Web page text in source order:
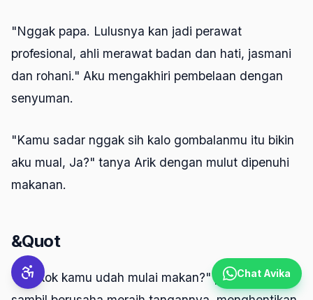
"Nggak papa. Lulusnya kan jadi perawat
profesional, ahli merawat badan dan hati, jasmani
dan rohani." Aku mengakhiri pembelaan dengan
senyuman.
"Kamu sadar nggak sih kalo gombalanmu itu bikin
aku mual, Ja?" tanya Arik dengan mulut dipenuhi
makanan.
&Quot
"Eh, kok kamu udah mulai makan?" proteskuChat Avika